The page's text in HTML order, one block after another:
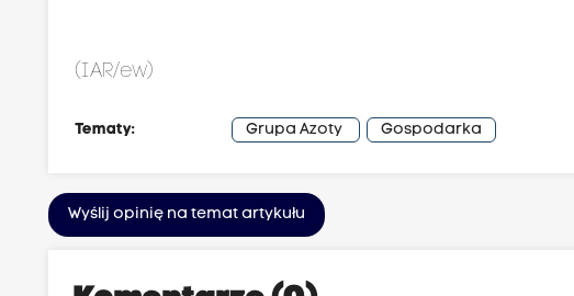
(IAR/ew)
Tematy: Grupa Azoty Gospodarka
Wyślij opinię na temat artykułu